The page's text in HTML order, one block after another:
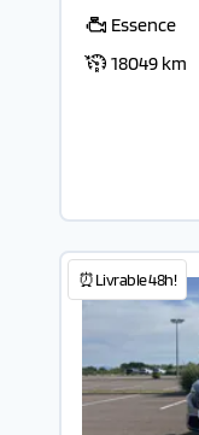
Essence
18049 km
⏰Livrable 48h!